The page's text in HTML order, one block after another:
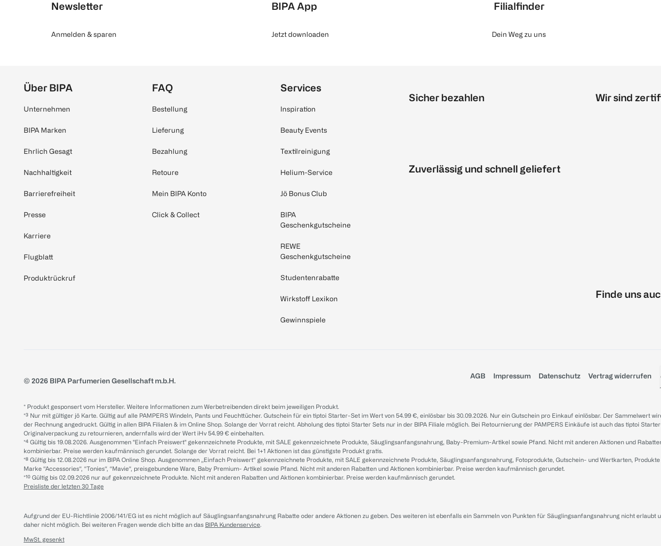
Newsletter
Anmelden & sparen
BIPA App
Jetzt downloaden
Filialfinder
Dein Weg zu uns
Über BIPA
Unternehmen
BIPA Marken
Ehrlich Gesagt
Nachhaltigkeit
Barrierefreiheit
Presse
Karriere
Flugblatt
Produktrückruf
FAQ
Bestellung
Lieferung
Bezahlung
Retoure
Mein BIPA Konto
Click & Collect
Services
Inspiration
Beauty Events
Textilreinigung
Helium-Service
Jö Bonus Club
BIPA
Geschenkgutscheine
REWE
Geschenkgutscheine
Studentenrabatte
Wirkstoff Lexikon
Gewinnspiele
Sicher bezahlen
Zuverlässig und schnell geliefert
Wir sind
Finde uns
© 2026 BIPA Parfumerien Gesellschaft m.b.H.
AGB Impressum Datenschutz Vertrag widerrufen
* Produkt gesponsert vom Hersteller. Weitere Informationen zum Werbetreibenden direkt beim jeweiligen Produkt.
*³ Nur mit gültiger jö Karte. Gültig auf alle PAMPERS Windeln, Pants und Feuchttücher. Gutschein für ein tiptoi Starter-Set im Wert von 54.99 €, einlösbar bis 30.09.2026. Nur ein Gutschein pro Einkauf einlösbar. Der Sammelwert
der Rechnung angedruckt. Gültig in allen BIPA Filialen & im Online Shop. Solange der Vorrat reicht. Abholung des tiptoi Starter Sets nur in der BIPA Filiale möglich. Bei Retournierung der PAMPERS Einkäufe ist auch das tiptoi
Originalverpackung zu retournieren, andernfalls wird der Wert iHv 54.99 € einbehalten.
*⁴ Gültig bis 19.08.2026. Ausgenommen "Einfach Preiswert" gekennzeichnete Produkte, mit SALE gekennzeichnete Produkte, Säuglingsanfangsnahrung, Baby-Premium-Artikel sowie Pfand. Nicht mit anderen Aktionen und
kombinierbar. Preise werden kaufmännisch gerundet. Solange der Vorrat reicht. Bei 1+1 Aktionen ist das günstigste Produkt gratis.
*⁸ Gültig bis 12.08.2026 nur im BIPA Online Shop. Ausgenommen „Einfach Preiswert“ gekennzeichnete Produkte, mit SALE gekennzeichnete Produkte, Säuglingsanfangsnahrung, Fotoprodukte, Gutschein- und Wertkarten,
Marke “Accessories“, “Tonies“, “Mavie“, preisgebundene Ware, Baby Premium- Artikel sowie Pfand. Nicht mit anderen Rabatten und Aktionen kombinierbar. Preise werden kaufmännisch gerundet.
*¹⁰ Gültig bis 02.09.2026 nur auf gekennzeichnete Produkte. Nicht mit anderen Rabatten und Aktionen kombinierbar. Preise werden kaufmännisch gerundet.
Preisliste der letzten 30 Tage
Aufgrund der EU-Richtlinie 2006/141/EG ist es nicht möglich auf Säuglingsanfangsnahrung Rabatte oder andere Aktionen zu geben. Des weiteren ist ebenfalls ein Sammeln von Punkten für Säuglingsanfangsnahrung nicht erlaubt
daher nicht möglich. Bei weiteren Fragen wende dich bitte an das BIPA Kundenservice.
MwSt. gesenkt